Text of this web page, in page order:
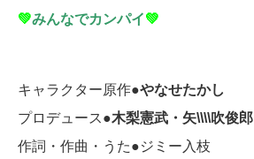
💚みんなでカンパイ💚
キャラクター原作●やなせたかし
プロデュース●木梨憲武・矢\\\\吹俊郎
作詞・作曲・うた●ジミー入枝